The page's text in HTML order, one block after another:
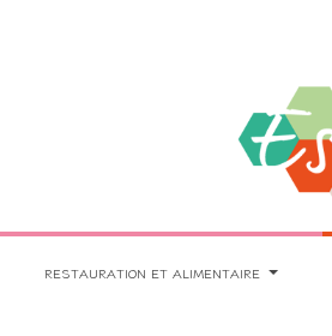
RESTAURATION ET ALIMENTAIRE